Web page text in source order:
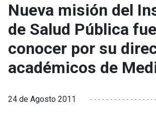
Nueva misión del
de Salud Pública
conocer por su
académicos de
24 de Agosto 2011